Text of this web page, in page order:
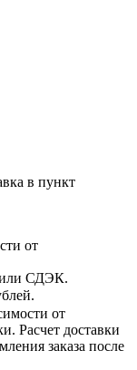
в пункт
от
или СДЭК.
от
Расчет доставки
заказа после